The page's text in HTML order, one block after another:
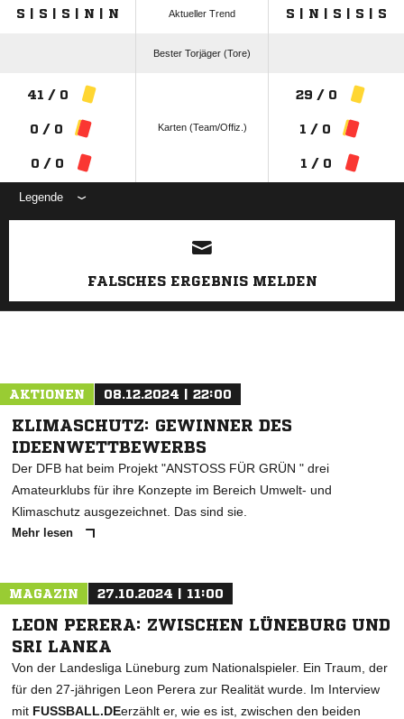
S | S | S | N | N Aktueller Trend S | N | S | S | S
Bester Torjäger (Tore)
41 / 0
0 / 0
0 / 0
Karten (Team/Offiz.)
29 / 0
1 / 0
1 / 0
Legende
ANZEIGE
FALSCHES ERGEBNIS MELDEN
AKTIONEN 08.12.2024 | 22:00
KLIMASCHUTZ: GEWINNER DES
IDEENWETTBEWERBS
Der DFB hat beim Projekt "ANSTOSS FÜR GRÜN " drei
Amateurklubs für ihre Konzepte im Bereich Umwelt- und
Klimaschutz ausgezeichnet. Das sind sie.
Mehr lesen
MAGAZIN 27.10.2024 | 11:00
LEON PERERA: ZWISCHEN LÜNEBURG UND
SRI LANKA
Von der Landesliga Lüneburg zum Nationalspieler. Ein Traum, der
für den 27-jährigen Leon Perera zur Realität wurde. Im Interview
mit FUSSBALL.DEerzählt er, wie es ist, zwischen den beiden